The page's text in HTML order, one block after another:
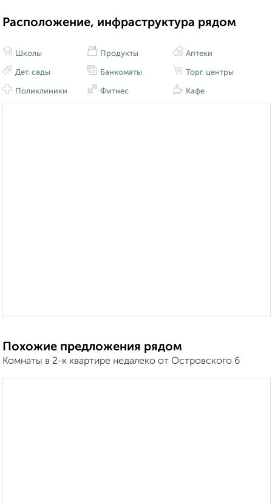
Расположение, инфраструктура рядом
Школы
Дет. сады
Поликлиники
Продукты
Банкоматы
Фитнес
Аптеки
Торг. центры
Кафе
Похожие предложения рядом
Комнаты в 2-к квартире недалеко от Островского 6